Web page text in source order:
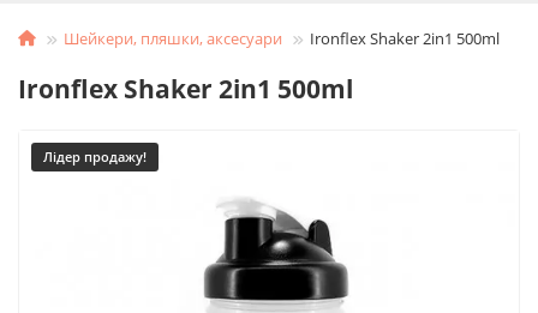
Шейкери, пляшки, аксесуари Ironflex Shaker 2in1 500ml
Ironflex Shaker 2in1 500ml
Лідер продажу!